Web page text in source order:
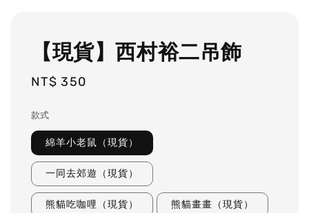
【現貨】西村裕二吊飾
Regular
NT$ 350
款式
綿羊小老鼠（現貨）
一同去郊遊（現貨）
熊貓吃咖哩（現貨） 熊貓畫畫（現貨）